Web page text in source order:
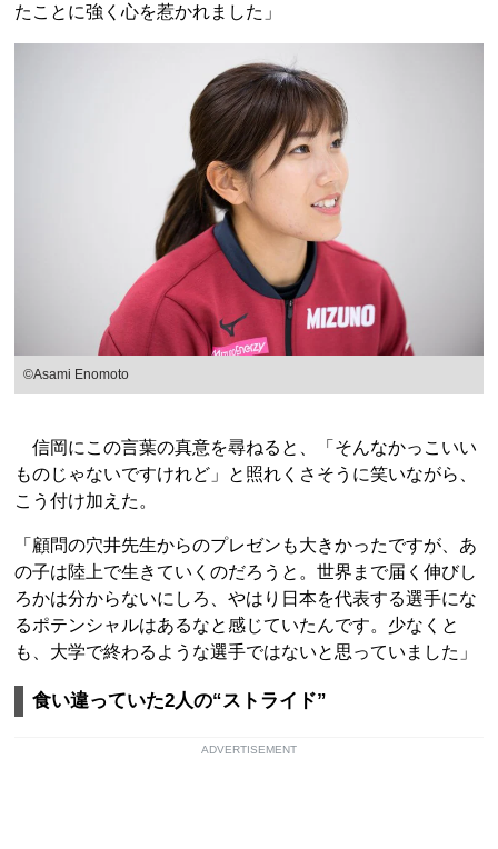
たことに強く心を惹かれました」
©Asami Enomoto
信岡にこの言葉の真意を尋ねると、「そんなかっこいい
ものじゃないですけれど」と照れくさそうに笑いながら、
こう付け加えた。
「顧問の穴井先生からのプレゼンも大きかったですが、あ
の子は陸上で生きていくのだろうと。世界まで届く伸びし
ろかは分からないにしろ、やはり日本を代表する選手にな
るポテンシャルはあるなと感じていたんです。少なくと
も、大学で終わるような選手ではないと思っていました」
食い違っていた2人の“ストライド”
ADVERTISEMENT